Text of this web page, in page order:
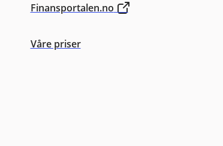
Finansportalen.no
Våre priser